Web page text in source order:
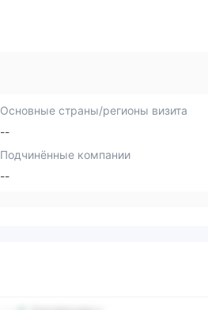
Основные страны/регионы визита
--
Подчинённые компании
--